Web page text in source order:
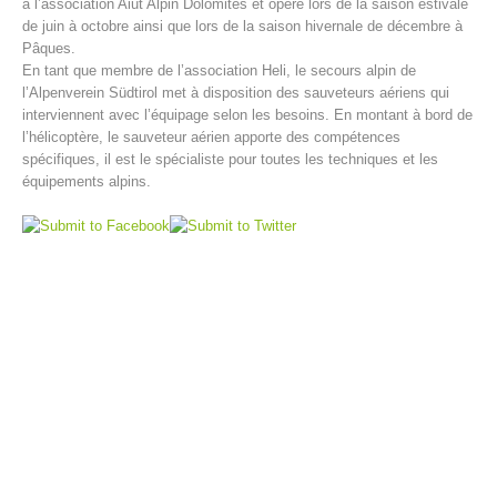
à l’association Aiut Alpin Dolomites et opère lors de la saison estivale
de juin à octobre ainsi que lors de la saison hivernale de décembre à
Pâques.
En tant que membre de l’association Heli, le secours alpin de
l’Alpenverein Südtirol met à disposition des sauveteurs aériens qui
interviennent avec l’équipage selon les besoins. En montant à bord de
l’hélicoptère, le sauveteur aérien apporte des compétences
spécifiques, il est le spécialiste pour toutes les techniques et les
équipements alpins.